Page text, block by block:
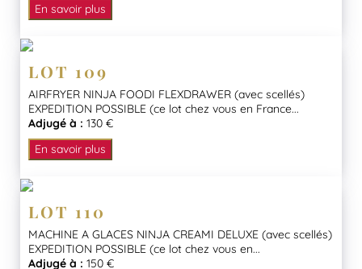
En savoir plus
LOT 109
AIRFRYER NINJA FOODI FLEXDRAWER (avec scellés)
EXPEDITION POSSIBLE (ce lot chez vous en France...
Adjugé à : 130 €
En savoir plus
LOT 110
MACHINE A GLACES NINJA CREAMI DELUXE (avec scellés)
EXPEDITION POSSIBLE (ce lot chez vous en...
Adjugé à : 150 €